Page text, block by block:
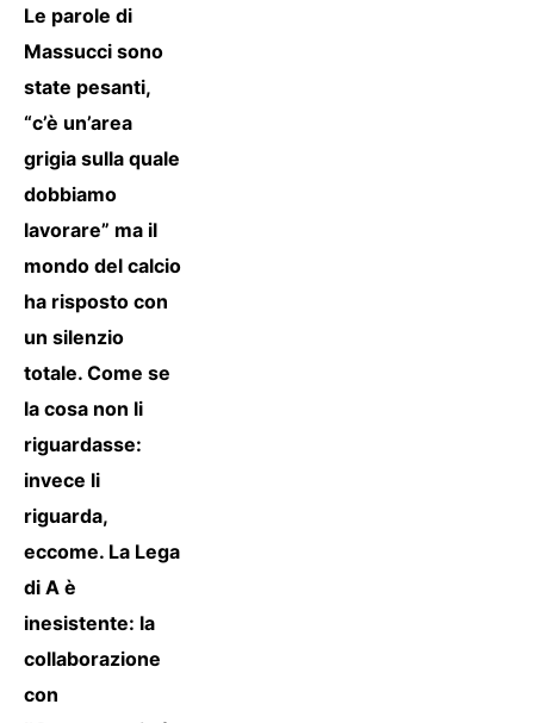
Le parole di
Massucci sono
state pesanti,
“c’è un’area
grigia sulla quale
dobbiamo
lavorare” ma il
mondo del calcio
ha risposto con
un silenzio
totale. Come se
la cosa non li
riguardasse:
invece li
riguarda,
eccome. La Lega
di A è
inesistente: la
collaborazione
con